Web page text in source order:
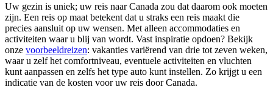
Uw gezin is uniek; uw reis naar Canada zou dat daarom ook moeten
zijn. Een reis op maat betekent dat u straks een reis maakt die
precies aansluit op uw wensen. Met alleen accommodaties en
activiteiten waar u blij van wordt. Vast inspiratie opdoen? Bekijk
onze voorbeeldreizen: vakanties variërend van drie tot zeven weken,
waar u zelf het comfortniveau, eventuele activiteiten en vluchten
kunt aanpassen en zelfs het type auto kunt instellen. Zo krijgt u een
indicatie van de kosten voor uw reis door Canada.